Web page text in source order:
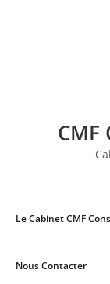
CMF
Le Cabinet CMF
Nous Contacter